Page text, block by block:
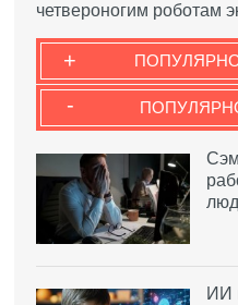
четвероногим роботам
+
-
ИИ